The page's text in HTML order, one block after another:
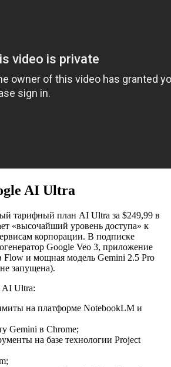
AI Ultra
тарифный план AI Ultra за $249,99 в
«высочайший уровень доступа» к
корпорации. В подписке
Google Veo 3, приложение
Flow и мощная модель Gemini 2.5 Pro
запущена).
AI Ultra:
на платформе NotebookLM и
Gemini в Chrome;
на базе технологии Project